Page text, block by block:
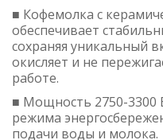
■ Кофемолка с
обеспечивает
сохраняя уникальный
окисляет и не
работе.
■ Мощность 2750-3300
режима
подачи воды и молока.